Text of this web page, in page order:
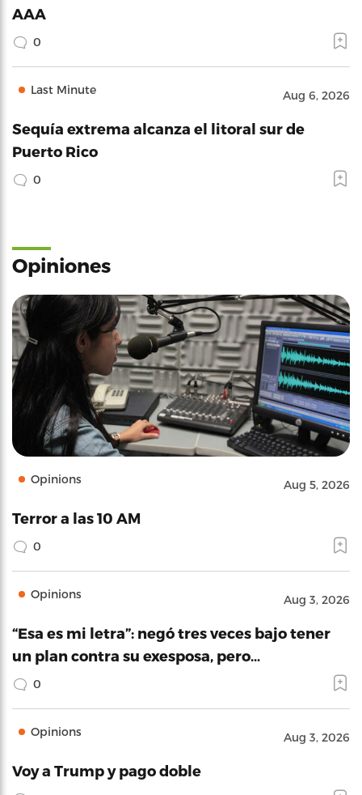
AAA
0
Last Minute Aug 6, 2026
Sequía extrema alcanza el litoral sur de
Puerto Rico
0
Opiniones
Opinions Aug 5, 2026
Terror a las 10 AM
0
Opinions Aug 3, 2026
“Esa es mi letra”: negó tres veces bajo tener
un plan contra su exesposa, pero…
0
Opinions Aug 3, 2026
Voy a Trump y pago doble